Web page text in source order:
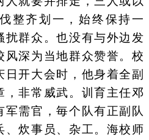
整齐划一，始终保持一
扰群众。也没有与外边发
风深为当地群众赞誉。校
开大会时，他身着全副
，非常威武。训育主任邓
军需官，毎个队有正副队
、炊事员、杂工。海校师